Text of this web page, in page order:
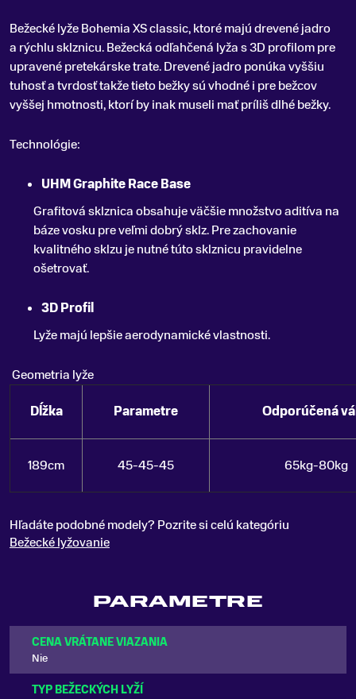
Bežecké lyže Bohemia XS classic, ktoré majú drevené jadro
a rýchlu sklznicu.Bežecká odľahčená lyža s 3D profilom pre
upravené pretekárske trate. Drevené jadro ponúka vyššiu
tuhosť a tvrdosť takže tieto bežky sú vhodné i pre bežcov
vyššej hmotnosti, ktorí by inak museli mať príliš dlhé bežky.
Technológie:
UHM Graphite Race Base
Grafitová sklznica obsahuje väčšie množstvo aditíva na
báze vosku pre veľmi dobrý sklz. Pre zachovanie
kvalitného sklzu je nutné túto sklznicu pravidelne
ošetrovať.
3D Profil
Lyže majú lepšie aerodynamické vlastnosti.
Geometria lyže
Dĺžka Parametre Odporúčená
189cm 45-45-45 65kg-80kg
Hľadáte podobné modely? Pozrite si celú kategóriu
Bežecké lyžovanie
PARAMETRE
CENA VRÁTANE VIAZANIA
Nie
TYP BEŽECKÝCH LYŽÍ